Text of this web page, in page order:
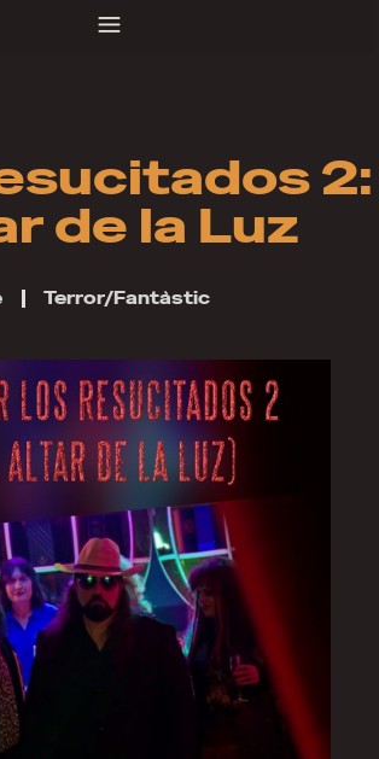
d'eines
2:
de la Luz
Terror/Fantàstic